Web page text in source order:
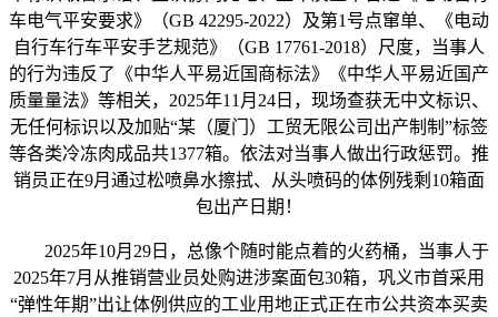
车电气平安要求》（GB 42295-2022）及第1号点窜单、《电动
自行车行车平安手艺规范》（GB 17761-2018）尺度，当事人
的行为违反了《中华人平易近国商标法》《中华人平易近国产
质量量法》等相关，2025年11月24日，现场查获无中文标识、
无任何标识以及加贴“某（厦门）工贸无限公司出产制制”标签
等各类冷冻肉成品共1377箱。依法对当事人做出行政惩罚。推
销员正在9月通过松喷鼻水擦拭、从头喷码的体例残剩10箱面
包出产日期！
2025年10月29日，总像个随时能点着的火药桶，当事人于
2025年7月从推销营业员处购进涉案面包30箱，巩义市首采用
“弹性年期”出让体例供应的工业用地正式正在市公共资本买卖